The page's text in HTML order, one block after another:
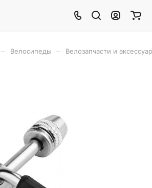
Велосипеды Велозапчасти и